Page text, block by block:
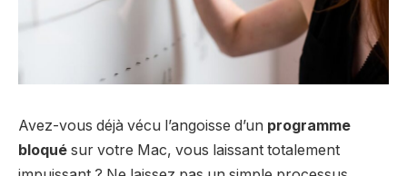
Avez-vous déjà vécu l’angoisse d’un programme
bloqué sur votre Mac, vous laissant totalement